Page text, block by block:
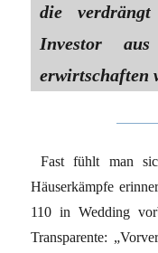
die
Investor
erwirtschaften
Fast fühlt man
Häuserkämpfe
110 in Wedding
Transparente: